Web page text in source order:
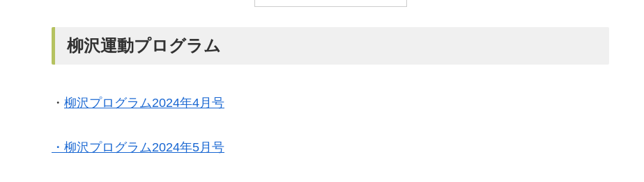
柳沢運動プログラム
・ 柳沢プログラム2024年4月号
・柳沢プログラム2024年5月号